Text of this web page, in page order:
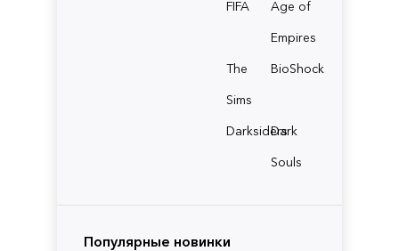
FIFA
Age of
Empires
The
Sims
BioShock
Darksiders
Dark
Souls
Популярные новинки